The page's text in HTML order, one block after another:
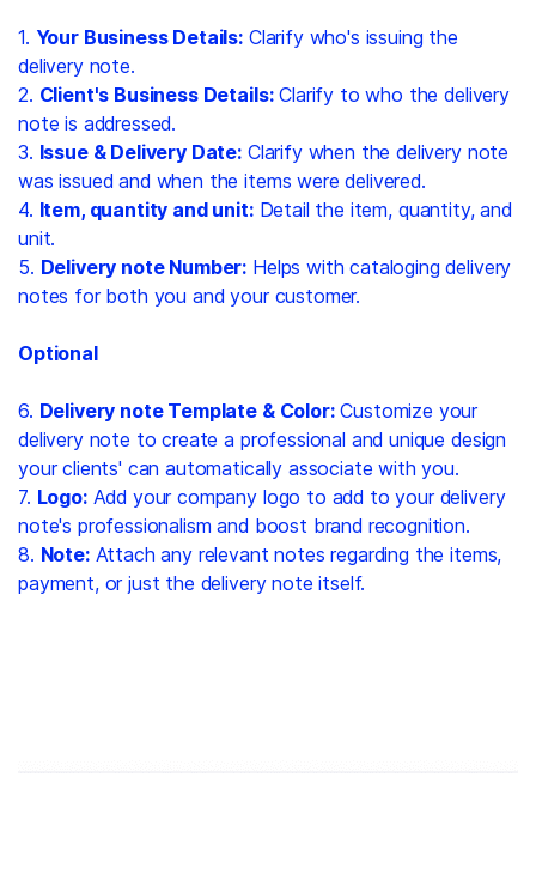
1. Your Business Details: Clarify who's issuing the
delivery note.
2. Client's Business Details:Clarify to who the delivery
note is addressed.
3. Issue & Delivery Date: Clarify when the delivery note
was issued and when the items were delivered.
4. Item, quantity and unit:Detail the item, quantity, and
unit.
5. Delivery note Number: Helps with cataloging delivery
notes for both you and your customer.
Optional
6. Delivery note Template & Color:Customize your
delivery note to create a professional and unique design
your clients' can automatically associate with you.
7. Logo:Add your company logo to add to your delivery
note's professionalism and boost brand recognition.
8. Note:Attach any relevant notes regarding the items,
payment, or just the delivery note itself.